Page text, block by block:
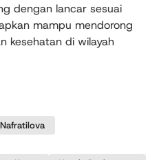
dengan lancar sesuai
mampu mendorong
kesehatan di wilayah